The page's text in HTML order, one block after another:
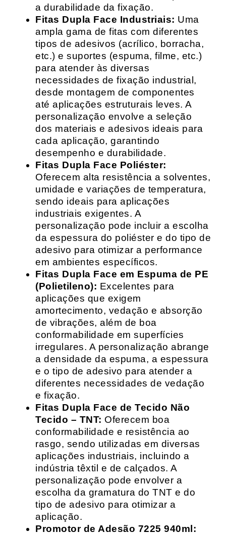
a durabilidade da fixação.
Fitas Dupla Face Industriais: Uma
ampla gama de fitas com diferentes
tipos de adesivos (acrílico, borracha,
etc.) e suportes (espuma, filme, etc.)
para atender às diversas
necessidades de fixação industrial,
desde montagem de componentes
até aplicações estruturais leves. A
personalização envolve a seleção
dos materiais e adesivos ideais para
cada aplicação, garantindo
desempenho e durabilidade.
Fitas Dupla Face Poliéster:
Oferecem alta resistência a solventes,
umidade e variações de temperatura,
sendo ideais para aplicações
industriais exigentes. A
personalização pode incluir a escolha
da espessura do poliéster e do tipo de
adesivo para otimizar a performance
em ambientes específicos.
Fitas Dupla Face em Espuma de PE
(Polietileno): Excelentes para
aplicações que exigem
amortecimento, vedação e absorção
de vibrações, além de boa
conformabilidade em superfícies
irregulares. A personalização abrange
a densidade da espuma, a espessura
e o tipo de adesivo para atender a
diferentes necessidades de vedação
e fixação.
Fitas Dupla Face de Tecido Não
Tecido – TNT: Oferecem boa
conformabilidade e resistência ao
rasgo, sendo utilizadas em diversas
aplicações industriais, incluindo a
indústria têxtil e de calçados. A
personalização pode envolver a
escolha da gramatura do TNT e do
tipo de adesivo para otimizar a
aplicação.
Promotor de Adesão 7225 940ml: